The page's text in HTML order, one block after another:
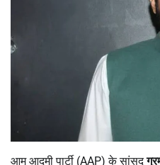
आम आदमी पार्टी (AAP) के सांसद